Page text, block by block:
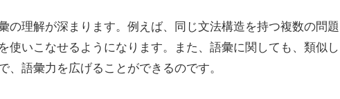
の理解が深まります。例えば、同じ文法構造を持つ複数の問題
使いこなせるようになります。また、語彙に関しても、類似し
語彙力を広げることができるのです。